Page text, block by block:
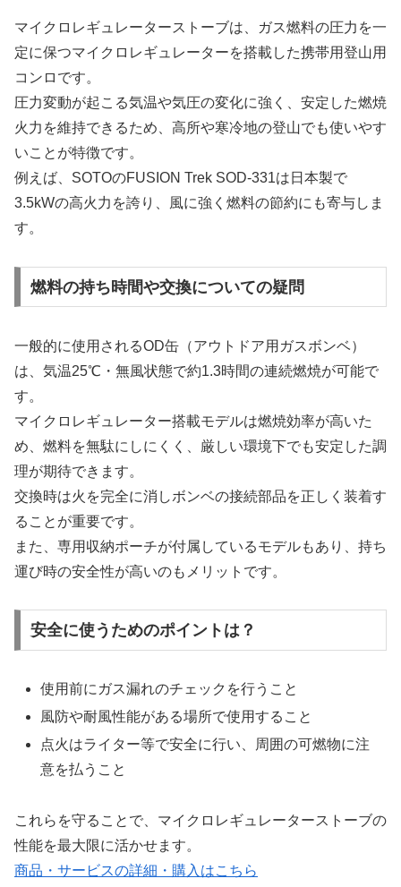
マイクロレギュレーターストーブは、ガス燃料の圧力を一
定に保つマイクロレギュレーターを搭載した携帯用登山用
コンロです。
圧力変動が起こる気温や気圧の変化に強く、安定した燃焼
火力を維持できるため、高所や寒冷地の登山でも使いやす
いことが特徴です。
例えば、SOTOのFUSION Trek SOD-331は日本製で
3.5kWの高火力を誇り、風に強く燃料の節約にも寄与しま
す。
燃料の持ち時間や交換についての疑問
一般的に使用されるOD缶（アウトドア用ガスボンベ）
は、気温25℃・無風状態で約1.3時間の連続燃焼が可能で
す。
マイクロレギュレーター搭載モデルは燃焼効率が高いた
め、燃料を無駄にしにくく、厳しい環境下でも安定した調
理が期待できます。
交換時は火を完全に消しボンベの接続部品を正しく装着す
ることが重要です。
また、専用収納ポーチが付属しているモデルもあり、持ち
運び時の安全性が高いのもメリットです。
安全に使うためのポイントは？
使用前にガス漏れのチェックを行うこと
風防や耐風性能がある場所で使用すること
点火はライター等で安全に行い、周囲の可燃物に注
意を払うこと
これらを守ることで、マイクロレギュレーターストーブの
性能を最大限に活かせます。
商品・サービスの詳細・購入はこちら